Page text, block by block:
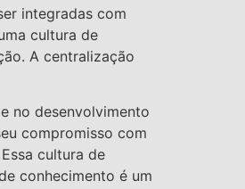
integradas com
cultura de
A centralização
no desenvolvimento
compromisso com
cultura de
conhecimento é um